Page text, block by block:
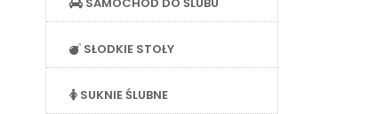
SŁODKIE STOŁY
SUKNIE ŚLUBNE